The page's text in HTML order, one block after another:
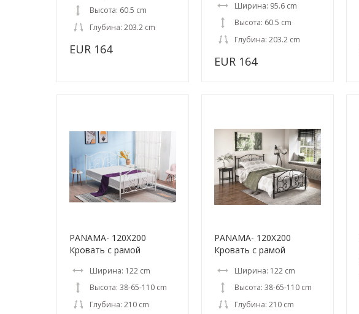
Высота: 60.5 cm
Глубина: 203.2 cm
EUR 164
Ширина: 95.6 cm
Высота: 60.5 cm
Глубина: 203.2 cm
EUR 164
PANAMA- 120X200
Кровать c рамой
Ширина: 122 cm
Высота: 38-65-110 cm
Глубина: 210 cm
PANAMA- 120X200
Кровать c рамой
Ширина: 122 cm
Высота: 38-65-110 cm
Глубина: 210 cm